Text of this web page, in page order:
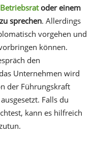
Betriebsratoder einem
sprechen. Allerdings
vorgehen und
können.
den
Unternehmen wird
der Führungskraft
Falls du
kann es hilfreich